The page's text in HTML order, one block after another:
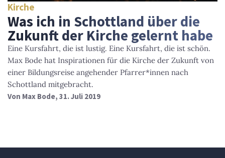
Kirche
Was ich in Schottland über die
Zukunft der Kirche gelernt habe
Eine Kursfahrt, die ist lustig. Eine Kursfahrt, die ist schön.
Max Bode hat Inspirationen für die Kirche der Zukunft von
einer Bildungsreise angehender Pfarrer*innen nach
Schottland mitgebracht.
Von Max Bode, 31. Juli 2019